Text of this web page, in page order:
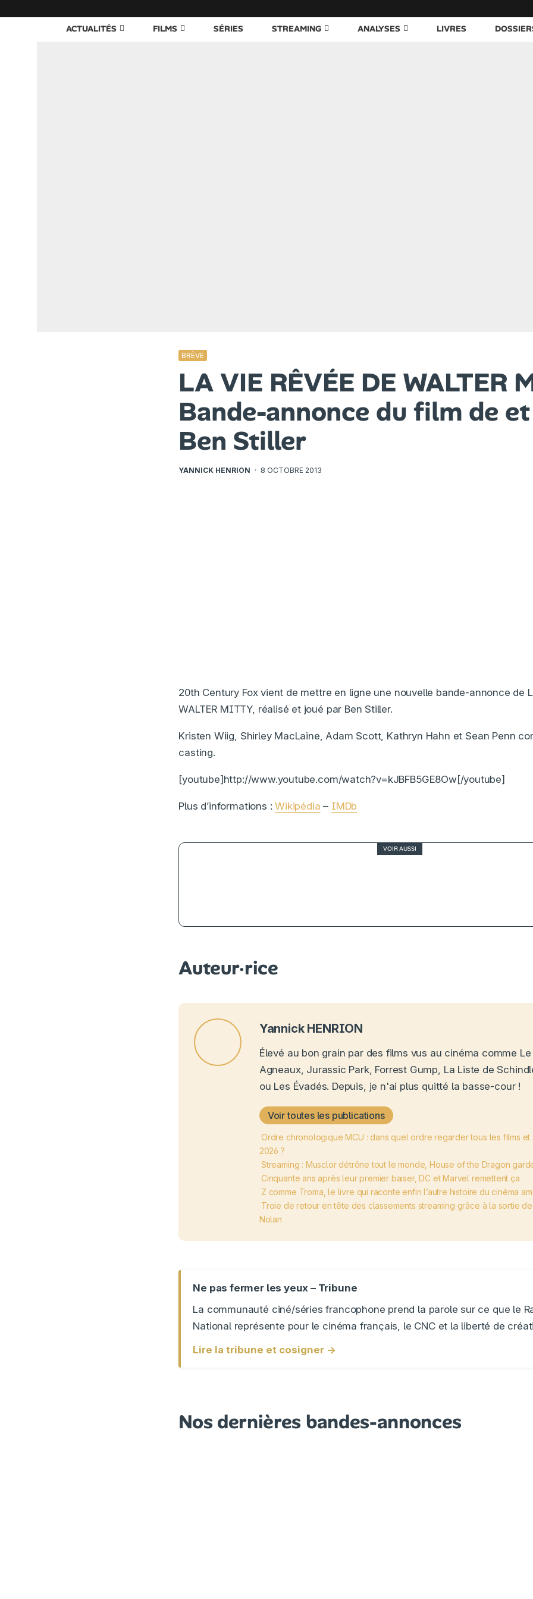
ACTUALITÉS FILMS SÉRIES STREAMING ANALYSES LIVRES
BRÈVE
LA VIE RÊVÉE DE WALTER
Bande-annonce du film de
Ben Stiller
YANNICK HENRION · 8 OCTOBRE 2013
20th Century Fox vient de mettre en ligne une nouvelle bande-annonce de
WALTER MITTY, réalisé et joué par Ben Stiller.
Kristen Wiig, Shirley MacLaine, Adam Scott, Kathryn Hahn et Sean Penn
casting.
[youtube]http://www.youtube.com/watch?v=kJBFB5GE8Ow[/youtube]
Plus d’informations :Wikipédia – IMDb
VOIR AUSSI
Auteur·rice
Yannick HENRION
Élevé au bon grain par des films vus au cinéma comme
Agneaux, Jurassic Park, Forrest Gump, La Liste de
ou Les Évadés. Depuis, je n'ai plus quitté la basse-cour !
Voir toutes les publications
Ordre chronologique MCU : dans quel ordre regarder tous les films et
2026 ?
Streaming : Musclor détrône tout le monde, House of the Dragon
Cinquante ans après leur premier baiser, DC et Marvel remettent ça
Z comme Troma, le livre qui raconte enfin l’autre histoire du cinéma
Troie de retour en tête des classements streaming grâce à la sortie de
Nolan
Ne pas fermer les yeux – Tribune
La communauté ciné/séries francophone prend la parole sur ce que le
National représente pour le cinéma français, le CNC et la liberté de
Lire la tribune et cosigner →
Nos dernières bandes-annonces